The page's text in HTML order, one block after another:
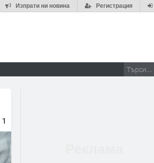
Регистрация
Изпрати ни новина
1